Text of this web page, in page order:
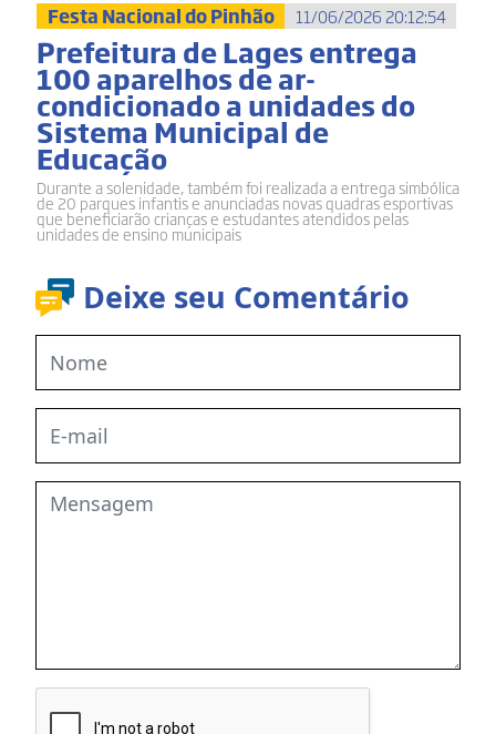
Deixe seu Comentário
Festa Nacional do Pinhão 11/06/2026 20:12:54
Prefeitura de Lages entrega
100 aparelhos de ar-
condicionado a unidades do
Sistema Municipal de
Educação
Durante a solenidade, também foi realizada a entrega simbólica
de 20 parques infantis e anunciadas novas quadras esportivas
que beneficiarão crianças e estudantes atendidos pelas
unidades de ensino municipais